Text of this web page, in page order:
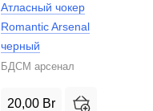
Атласный чокер
Romantic Arsenal
черный
БДСМ арсенал
20,00 Br